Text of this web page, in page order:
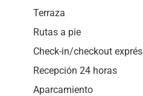
Terraza
Rutas a pie
Check-in/checkout exprés
Recepción 24 horas
Aparcamiento